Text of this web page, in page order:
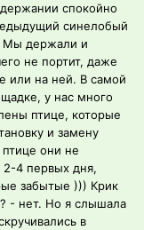
спокойно
синелобый
Мы держали и
не портит, даже
или на ней. В самой
у нас много
птице, которые
и замену
они не
4 первых дня,
забытые ))) Крик
- нет. Но я слышала
в